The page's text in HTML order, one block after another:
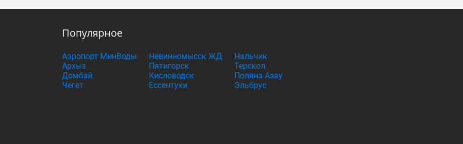
Популярное
Аэропорт МинВоды
Архыз
Домбай
Чегет
Невинномысск ЖД
Пятигорск
Кисловодск
Ессентуки
Нальчик
Терскол
Поляна Азау
Эльбрус